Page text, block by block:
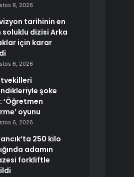
6, 2026
tarihinin en
soluklu dizisi Arka
için karar
6, 2026
şoke
‘Öğretmen
oyunu
6, 2026
250 kilo
adamın
forkliftle